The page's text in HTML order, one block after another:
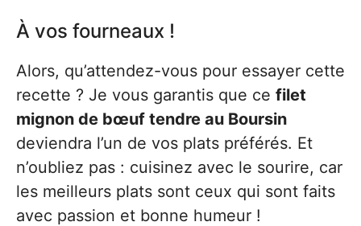
À vos fourneaux !
Alors, qu’attendez-vous pour essayer cette
recette ? Je vous garantis que ce filet
mignon de bœuf tendre au Boursin
deviendra l’un de vos plats préférés. Et
n’oubliez pas : cuisinez avec le sourire, car
les meilleurs plats sont ceux qui sont faits
avec passion et bonne humeur !